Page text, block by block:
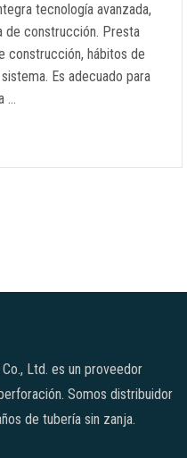
tecnología avanzada,
de construcción. Presta
construcción, hábitos de
Es adecuado para
…
Ltd. es un proveedor
Somos distribuidor
de tubería sin zanja.